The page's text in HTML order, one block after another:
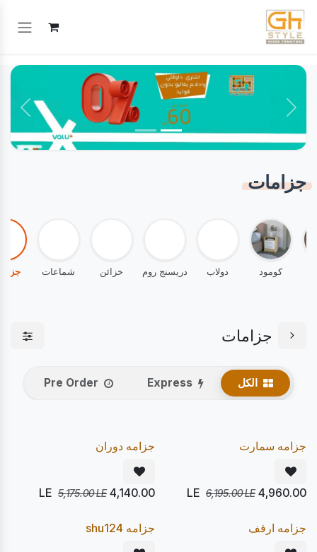
تخطي للذهاب إلى المحتوى
السابق التالي
جزامات
كومود دولاب دريسنج روم خزائن شماعات
جزامات
الكل Express
Pre Order
جزامه سمارت
4,960.00
LE
6,195.00LE
جزامه دوران
4,140.00
LE
5,175.00LE يصل 10/08
جزامه ارفف
يصل 22/08
جزامه shu124